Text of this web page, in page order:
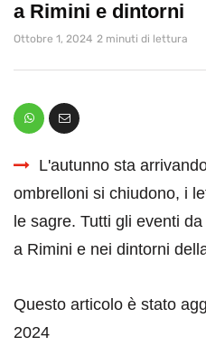
a Rimini e dintorni
Ottobre 1, 2024 2 minuti di lettura
L'autunno sta
ombrelloni si chiudono, i
le sagre. Tutti gli eventi
a Rimini e nei dintorni
Questo articolo è stato
2024